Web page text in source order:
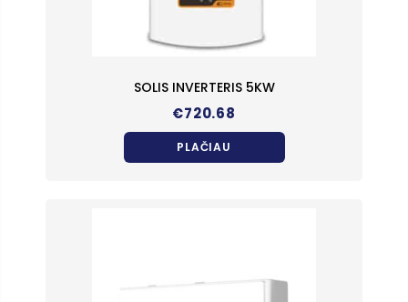
SOLIS INVERTERIS 5KW
€720.68
PLAČIAU